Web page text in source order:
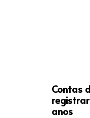
Contas
anos